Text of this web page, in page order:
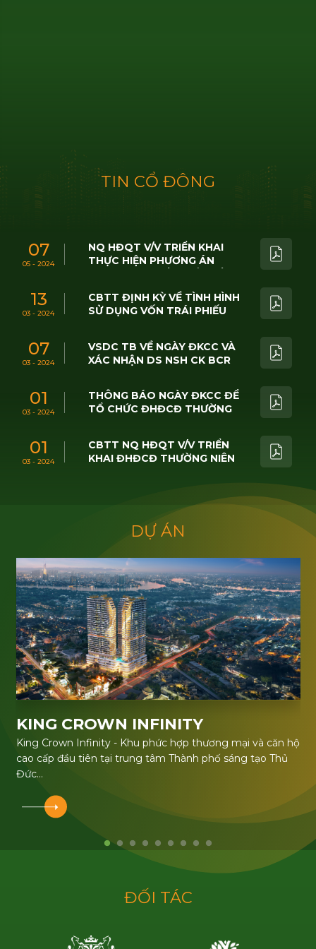
TIN CỔ ĐÔNG
07
05 - 2024
NQ HĐQT V/V TRIỂN KHAI
THỰC HIỆN PHƯƠNG ÁN
13
03 - 2024
CBTT ĐỊNH KỲ VỀ TÌNH HÌNH
SỬ DỤNG VỐN TRÁI PHIẾU
07
03 - 2024
VSDC TB VỀ NGÀY ĐKCC VÀ
XÁC NHẬN DS NSH CK BCR
01
03 - 2024
THÔNG BÁO NGÀY ĐKCC ĐỂ
TỔ CHỨC ĐHĐCĐ THƯỜNG
01
03 - 2024
CBTT NQ HĐQT V/V TRIỂN
KHAI ĐHĐCĐ THƯỜNG NIÊN
DỰ ÁN
KING CROWN INFINITY
King Crown Infinity - Khu phức hợp thương mại và căn hộ
cao cấp đầu tiên tại trung tâm Thành phố sáng tạo Thủ
Đức
đoàn Bamboo Capital (BCG)
ĐỐI TÁC
ĐĂNG KÝ NHẬN TIN
Họ và tên (*)